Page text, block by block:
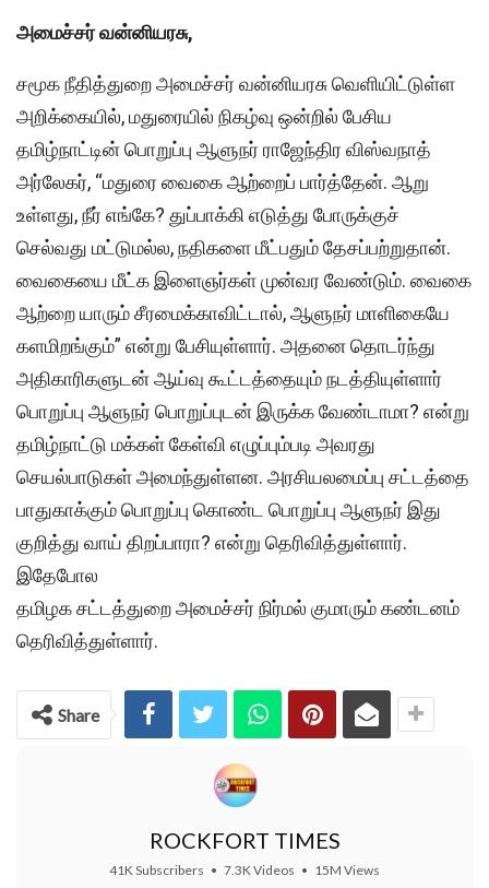
அமைச்சர் வன்னியரசு,
சமூக நீதித்துறை அமைச்சர் வன்னியரசு வெளியிட்டுள்ள
அறிக்கையில், மதுரையில் நிகழ்வு ஒன்றில் பேசிய
தமிழ்நாட்டின் பொறுப்பு ஆளுநர் ராஜேந்திர விஸ்வநாத்
அர்லேகர், “மதுரை வைகை ஆற்றைப் பார்த்தேன். ஆறு
உள்ளது, நீர் எங்கே? துப்பாக்கி எடுத்து போருக்குச்
செல்வது மட்டுமல்ல, நதிகளை மீட்பதும் தேசப்பற்றுதான்.
வைகையை மீட்க இளைஞர்கள் முன்வர வேண்டும். வைகை
ஆற்றை யாரும் சீரமைக்காவிட்டால், ஆளுநர் மாளிகையே
களமிறங்கும்” என்று பேசியுள்ளார். அதனை தொடர்ந்து
அதிகாரிகளுடன் ஆய்வு கூட்டத்தையும் நடத்தியுள்ளார்
பொறுப்பு ஆளுநர் பொறுப்புடன் இருக்க வேண்டாமா? என்று
தமிழ்நாட்டு மக்கள் கேள்வி எழுப்பும்படி அவரது
செயல்பாடுகள் அமைந்துள்ளன. அரசியலமைப்பு சட்டத்தை
பாதுகாக்கும் பொறுப்பு கொண்ட பொறுப்பு ஆளுநர் இது
குறித்து வாய் திறப்பாரா? என்று தெரிவித்துள்ளார்.
இதேபோல
தமிழக சட்டத்துறை அமைச்சர் நிர்மல் குமாரும் கண்டனம்
தெரிவித்துள்ளார்.
Share
ROCKFORT TIMES
41K Subscribers • 7.3K Videos • 15M Views